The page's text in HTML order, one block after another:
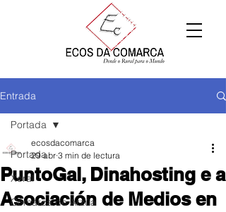
Entrada
Portada
Xeral
Comarca de Arzúa
Portada
PuntoGal, Dinahosting e a
Asociación de Medios en
ecosdacomarca
29 abr 3 min de lectura